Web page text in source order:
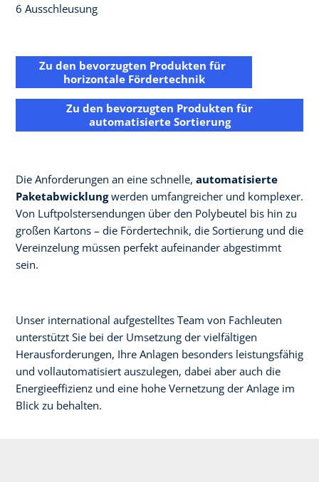
6 Ausschleusung ​
Zu den bevorzugten Produkten für ​
horizontale Fördertechnik
Zu den bevorzugten Produkten für
automatisierte Sortierung​
Die Anforderungen an eine schnelle, automatisierte
Paketabwicklungwerden umfangreicher und komplexer.
Von Luftpolstersendungen über den Polybeutel bis hin zu
großen Kartons – die Fördertechnik, die Sortierung und die
Vereinzelung müssen perfekt aufeinander abgestimmt
sein.​
​Unser international aufgestelltes Team von Fachleuten
unterstützt Sie bei der Umsetzung der vielfältigen
Herausforderungen, Ihre Anlagen besonders leistungsfähig
und vollautomatisiert auszulegen, dabei aber auch die
Energieeffizienz und eine hohe Vernetzung der Anlage im
Blick zu behalten.​